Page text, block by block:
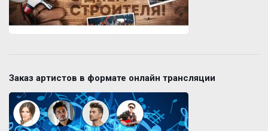
Заказ артистов в формате онлайн трансляции